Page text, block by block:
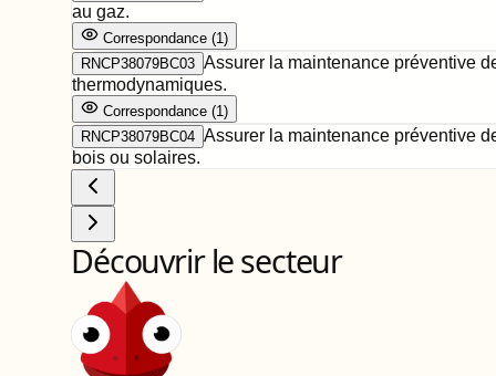
au gaz.
Correspondance (1)
RNCP38079BC03 Assurer la maintenance préventive
thermodynamiques.
Correspondance (1)
RNCP38079BC04 Assurer la maintenance préventive
bois ou solaires.
Découvrir le secteur